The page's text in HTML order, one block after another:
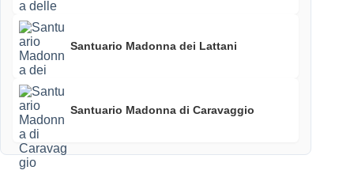
Santuario Madonna dei Lattani
Santuario Madonna di Caravaggio